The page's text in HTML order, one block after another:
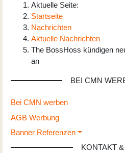
Aktuelle Seite:
Startseite
Nachrichten
Aktuelle Nachrichten
The BossHoss kündigen
an
BEI CMN
Bei CMN werben
AGB Werbung
Banner Referenzen
KONTAKT